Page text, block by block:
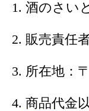
1. 酒のさい
2. 販売責任
3. 所在地：
4. 商品代金